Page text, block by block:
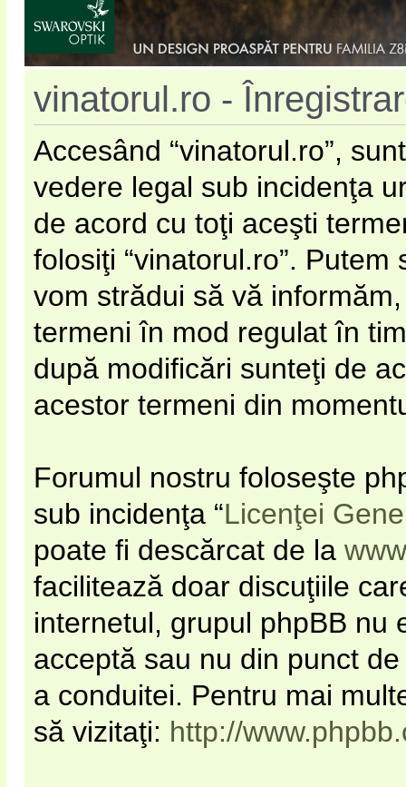
vinatorul.ro -
Accesând “vinatorul.ro”,
vedere legal sub incidenţa
de acord cu toţi aceşti
folosiţi “vinatorul.ro”.
vom strădui să vă
termeni în mod regulat în
după modificări sunteţi de
acestor termeni din
Forumul nostru foloseşte
sub incidenţa “Licenţei
poate fi descărcat de la
facilitează doar discuţiile
internetul, grupul phpBB nu
acceptă sau nu din punct
a conduitei. Pentru mai
să vizitaţi: http://